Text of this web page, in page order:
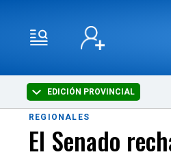
EDICIÓN PROVINCIAL
REGIONALES
El Senado